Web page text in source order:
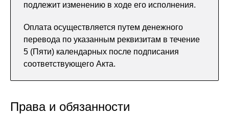
подлежит изменению в ходе его исполнения.
Оплата осуществляется путем денежного
перевода по указанным реквизитам в течение
5 (Пяти) календарных после подписания
соответствующего Акта.
Права и обязанности